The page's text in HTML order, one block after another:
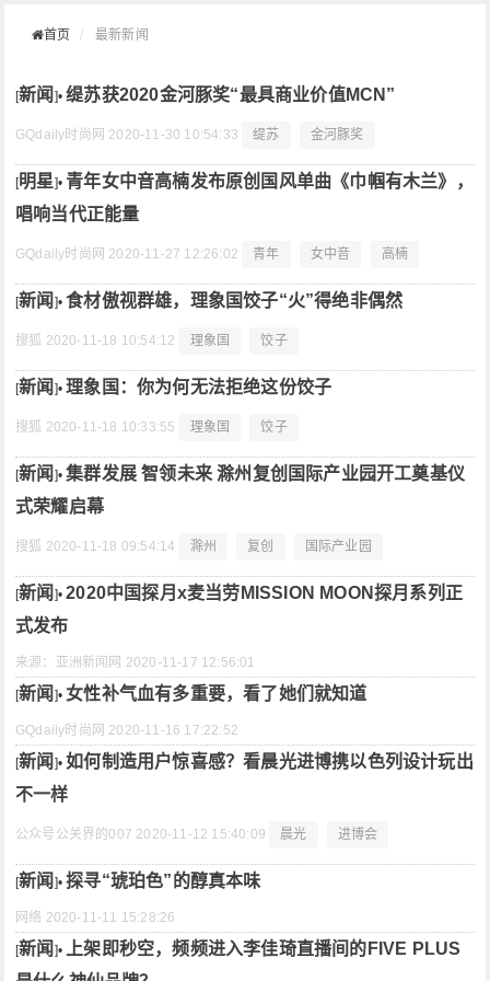
首页 最新新闻
[新闻 ]•缇苏获2020金河豚奖“最具商业价值MCN”
GQdaily时尚网 2020-11-30 10:54:33 缇苏 金河豚奖
[明星]• 青年女中音高楠发布原创国风单曲《巾帼有木兰》，
唱响当代正能量
GQdaily时尚网 2020-11-27 12:26:02 青年 女中音 高楠
[新闻 ]•食材傲视群雄，理象国饺子“火”得绝非偶然
搜狐 2020-11-18 10:54:12 理象国 饺子
[新闻 ]•理象国：你为何无法拒绝这份饺子
搜狐 2020-11-18 10:33:55 理象国 饺子
[新闻 ]•集群发展 智领未来 滁州复创国际产业园开工奠基仪
式荣耀启幕
搜狐 2020-11-18 09:54:14 滁州 复创 国际产业园
[新闻 ]•2020中国探月x麦当劳MISSION MOON探月系列正
式发布
来源：亚洲新闻网 2020-11-17 12:56:01
[新闻 ]•女性补气血有多重要，看了她们就知道
GQdaily时尚网 2020-11-16 17:22:52
[新闻 ]• 如何制造用户惊喜感？看晨光进博携以色列设计玩出
不一样
公众号公关界的007 2020-11-12 15:40:09 晨光 进博会
[新闻 ]•探寻“琥珀色”的醇真本味
网络 2020-11-11 15:28:26
[新闻 ]• 上架即秒空，频频进入李佳琦直播间的FIVE PLUS